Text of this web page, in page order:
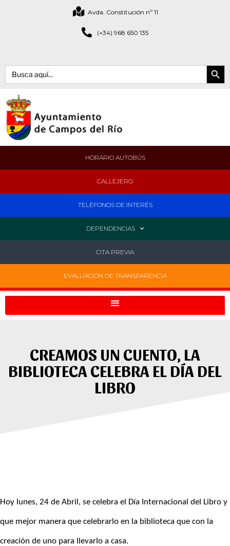
Avda. Constitución nº 11
(+34) 968 650 135
Buscar: Botón de
HORARIO AUTOBÚS
CALLEJERO
TELÉFONOS DE INTERÉS
DEPENDENCIAS
CITA PREVIA
EVALUACIÓN DE TRANSPARENCIA
CREAMOS UN CUENTO, LA
BIBLIOTECA CELEBRA EL DÍA DEL
LIBRO
Hoy lunes, 24 de Abril, se celebra el Día Internacional del Libro y
que mejor manera que celebrarlo en la biblioteca que con la
creación de uno para llevarlo a casa.